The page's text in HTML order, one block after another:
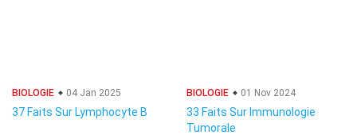
BIOLOGIE 04 Jan 2025
37 Faits Sur Lymphocyte B
BIOLOGIE 01 Nov 2024
33 Faits Sur Immunologie
Tumorale